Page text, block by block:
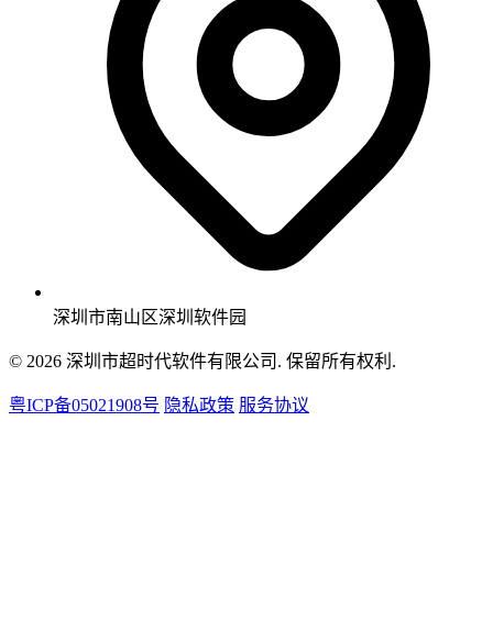
深圳市南山区深圳软件园
© 2026 深圳市超时代软件有限公司. 保留所有权利.
粤ICP备05021908号 隐私政策 服务协议